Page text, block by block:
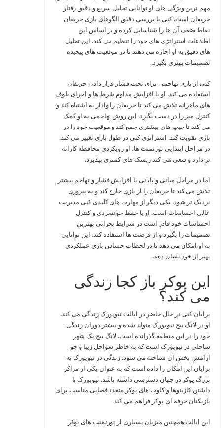
مهم‌ ترین ویژگی‌ های او توانایی تحلیل سریع و دقیق رفتار
حریفان است. کنی با بررسی دقیق الگوهای بازی حریفان
نقاط ضعف آن‌ ها را شناسایی کرده و بر اساس این
اطلاعات استراتژی‌ های خود را تنظیم می‌ کند. این تحلیل‌
های دقیق به او اجازه می‌ دهند تا در موقعیت‌ های پیچیده
تصمیمات بهتری بگیرد.
کنی از بازی تهاجمی برای تحت فشار قرار دادن حریفان
استفاده می‌ کند. او با افزایش مداوم شرط‌ ها و اجرای بلوف‌
های ماهرانه تلاش می‌ کند تا حریفان را وادار به اشتباه کند و
کنترل میز را در دست بگیرد. این روش تهاجمی به او کمک
می‌ کند تا چیپ‌ های بیشتری جمع کند و موقعیت خود را در
بازی تقویت کند. استراتژی کنی در طول بازی تغییر می‌ کند.
در مراحل ابتدایی تورنمنت‌ ها، او رویکردی محافظه‌ کارانه‌
تر دارد و سعی می‌ کند ریسک‌ های کمتری بپذیرد.
اما در مراحل میانی و پایانی با افزایش فشار و تهاجم بیشتر
تلاش می‌ کند تا حریفان را از بازی خارج کند و به پیروزی
نزدیک‌ تر شود. یکی دیگر از مهارت‌ های کلیدی کنی مدیریت
عالی احساسات است. او با حفظ خونسردی و کنترل
احساسات خود قادر است در شرایط بحرانی بهترین
تصمیمات را بگیرد و از فرصت‌ ها استفاده کند. این توانایی
به او امکان می‌ دهد تا در لحظات حساس بازی عملکردی
بهتر از خود نشان دهد.
این پوکر باز کجا زندگی
می کند؟
برایان کنی در حال حاضر در ایالت نیویورک زندگی می‌ کند.
او در لانگ بیچ نیویورک متولد شده و بیشتر دوران زندگی
خود را در این منطقه گذرانده است. لانگ بیچ یک شهر
ساحلی در نیویورک است که به خاطر سواحل زیبا و جو
آرامش‌ بخش آن شناخته می‌ شود. زندگی در نیویورک به
برایان این امکان را داده است که به عنوان یکی از مراکز
بزرگ پوکر در جهان دسترسی داشته باشد. نیویورک با
داشتن کازینوها و کلوب‌ های پوکر متعدد فضایی مناسب برای
بازیکنان حرفه‌ ای پوکر فراهم می‌ کند.
این ایالت همچنین میزبان بسیاری از تورنمنت‌ های پوکر